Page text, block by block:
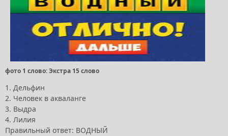
фото 1 слово: Экстра 15 слово
1. Дельфин
2. Человек в акваланге
3. Выдра
4. Лилия
Правильный ответ: ВОДНЫЙ